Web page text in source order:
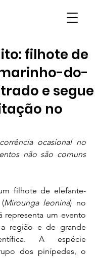
filhote de
do-
e segue
no
ocasional no
não são comuns
filhote de elefante-
Mirounga leonina) no
representa um evento
região e de grande
A espécie
dos pinípedes, o